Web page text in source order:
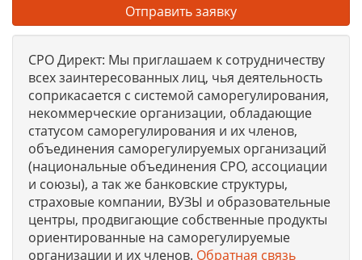
Отправить заявку
СРО Директ: Мы приглашаем к сотрудничеству
всех заинтересованных лиц, чья деятельность
соприкасается с системой саморегулирования,
некоммерческие организации, обладающие
статусом саморегулирования и их членов,
объединения саморегулируемых организаций
(национальные объединения СРО, ассоциации
и союзы), а так же банковские структуры,
страховые компании, ВУЗЫ и образовательные
центры, продвигающие собственные продукты
ориентированные на саморегулируемые
организации и их членов. Обратная связь